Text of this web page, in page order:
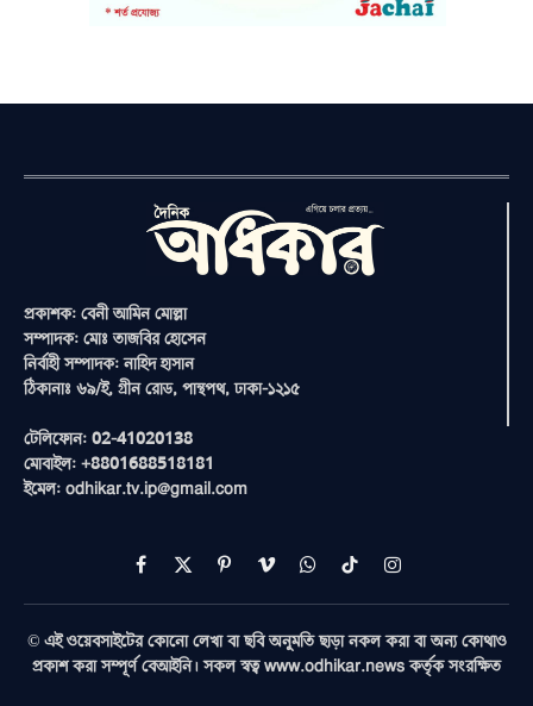
প্রকাশক: বেনী আমিন মোল্লা
সম্পাদক: মোঃ তাজবির হোসেন
নির্বাহী সম্পাদক: নাহিদ হাসান
ঠিকানাঃ ৬৯/ই, গ্রীন রোড, পান্থপথ, ঢাকা-১২১৫
টেলিফোন: 02-41020138
মোবাইল: +8801688518181
ইমেল: odhikar.tv.ip@gmail.com
Facebook
X
(Twitter)
PinterestVimeoWhatsAppTikTokInstagram
© এই ওয়েবসাইটের কোনো লেখা বা ছবি অনুমতি ছাড়া নকল করা বা অন্য কোথাও
প্রকাশ করা সম্পূর্ণ বেআইনি। সকল স্বত্ব www.odhikar.news কর্তৃক সংরক্ষিত